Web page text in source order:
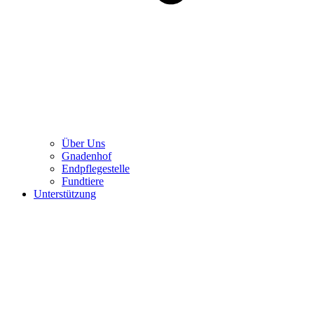
Über Uns
Gnadenhof
Endpflegestelle
Fundtiere
Unterstützung